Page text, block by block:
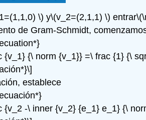
\) y\(v_2=(2,1,1) \) entrar
de Gram-Schmidt,
{v_1} {\ norm {v_1}} =\ frac {1} {\
establece
{v_2 -\ inner {v_2} {e_1} e_1} {\